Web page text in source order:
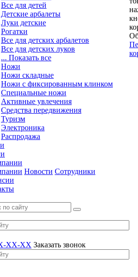
Все для детей
Детские арбалеты
Луки детские
Рогатки
Все для детских арбалетов
Все для детских луков
... Показать все
Ножи
Ножи складные
Ножи с фиксированным клинком
Специальные ножи
Активные увлечения
Средства передвижения
Туризм
Электроника
Распродажа
Новости Сотрудники
XX-XX Заказать звонок